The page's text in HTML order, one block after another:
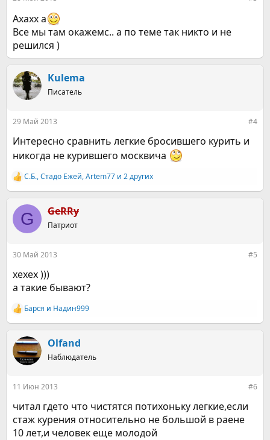
Ахахх а
Все мы там окажемс.. а по теме так никто и не
решился )
Kulema
Писатель
29 Май 2013 #4
Интересно сравнить легкие бросившего курить и
никогда не курившего москвича
Р
е
к
ц
и
С.Б.,Стадо Ежей,Artem77 и 2 других
G GeRRy
Патриот
30 Май 2013 #5
хехех )))
а такие бывают?
Р
е
к
ц
и
Барся и Надин999
Olfand
Наблюдатель
11 Июн 2013 #6
читал гдето что чистятся потихоньку легкие,если
стаж курения относительно не большой в раене
10 лет,и человек еще молодой